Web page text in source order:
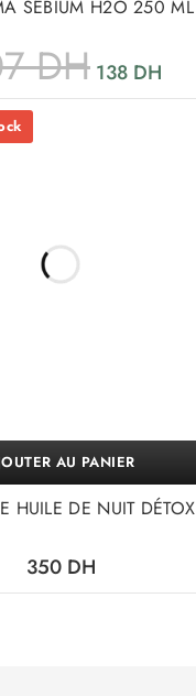
SEBIUM H2O 250 ML
DH 138 DH
HUILE DE NUIT DÉTOX
350 DH
AU PANIER